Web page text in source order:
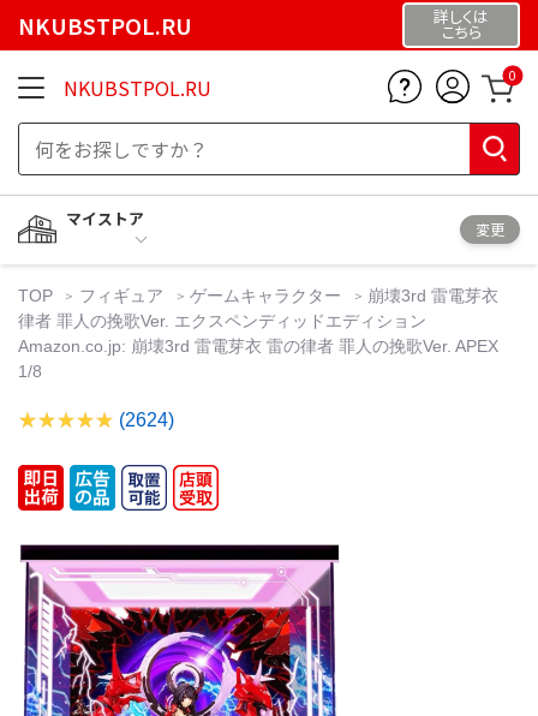
NKUBSTPOL.RU 詳しくは
こちら
NKUBSTPOL.RU 0
マイストア
変更
TOP フィギュア ゲームキャラクター
崩壊3rd 雷電芽衣
律者 罪人の挽歌Ver. エクスペンディッドエディション
Amazon.co.jp: 崩壊3rd 雷電芽衣 雷の律者 罪人の挽歌Ver. APEX
1/8
(2624)